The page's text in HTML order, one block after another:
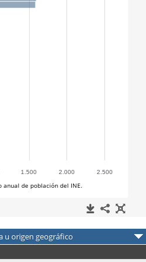
u origen geográfico